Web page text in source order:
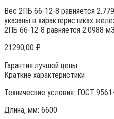
Вес 2ПБ 66-12-8 равняется
указаны в характеристиках
2ПБ 66-12-8 равняется 2.0988
21290,00 ₽
Гарантия лучшей цены
Краткие характеристики
Технические условия: ГОСТ
Длина, мм: 6600